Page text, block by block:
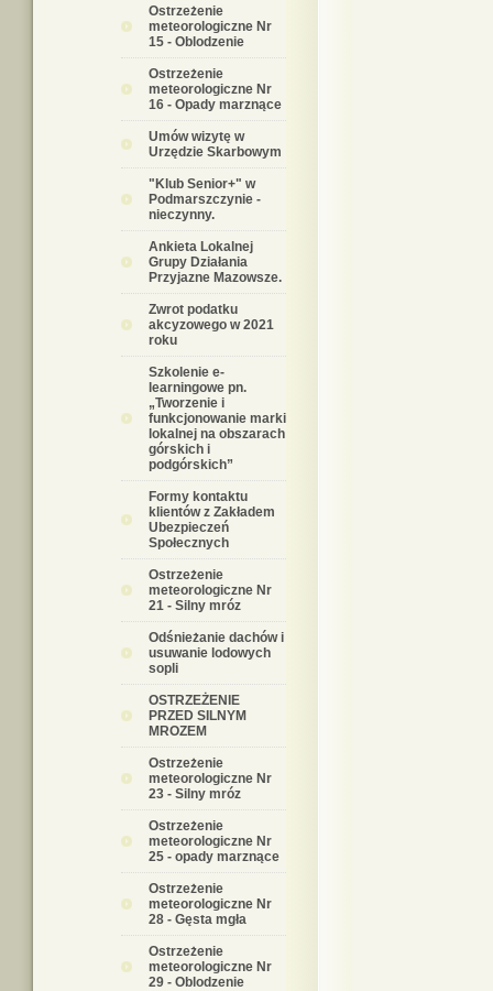
Ostrzeżenie
meteorologiczne Nr
15 - Oblodzenie
Ostrzeżenie
meteorologiczne Nr
16 - Opady marznące
Umów wizytę w
Urzędzie Skarbowym
"Klub Senior+" w
Podmarszczynie -
nieczynny.
Ankieta Lokalnej
Grupy Działania
Przyjazne Mazowsze.
Zwrot podatku
akcyzowego w 2021
roku
Szkolenie e-
learningowe pn.
„Tworzenie i
funkcjonowanie marki
lokalnej na obszarach
górskich i
podgórskich”
Formy kontaktu
klientów z Zakładem
Ubezpieczeń
Społecznych
Ostrzeżenie
meteorologiczne Nr
21 - Silny mróz
Odśnieżanie dachów i
usuwanie lodowych
sopli
OSTRZEŻENIE
PRZED SILNYM
MROZEM
Ostrzeżenie
meteorologiczne Nr
23 - Silny mróz
Ostrzeżenie
meteorologiczne Nr
25 - opady marznące
Ostrzeżenie
meteorologiczne Nr
28 - Gęsta mgła
Ostrzeżenie
meteorologiczne Nr
29 - Oblodzenie